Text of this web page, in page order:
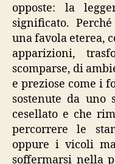
opposte: la
significato.
una favola eterea,
apparizioni,
scomparse, di
e preziose come i
sostenute da uno
cesellato e che
percorrere le
oppure i vicoli
soffermarsi nella